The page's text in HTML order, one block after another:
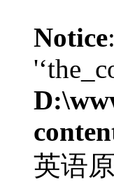
Notice
英语